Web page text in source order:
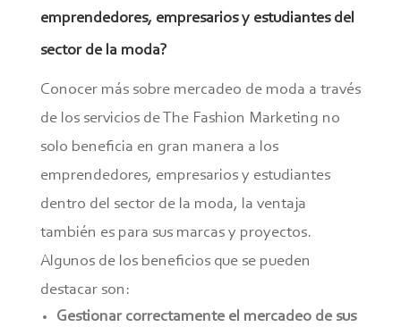
emprendedores, empresarios y estudiantes del
sector de la moda?
Conocer más sobre mercadeo de moda a través
de los servicios de The Fashion Marketing no
solo beneficia en gran manera a los
emprendedores, empresarios y estudiantes
dentro del sector de la moda, la ventaja
también es para sus marcas y proyectos.
Algunos de los beneficios que se pueden
destacar son:
Gestionar correctamente el mercadeo de sus